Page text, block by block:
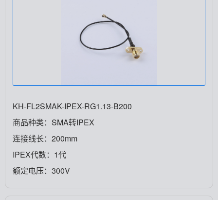
KH-FL2SMAK-IPEX-RG1.13-B200
商品种类：SMA转IPEX
连接线长：200mm
IPEX代数：1代
额定电压：300V